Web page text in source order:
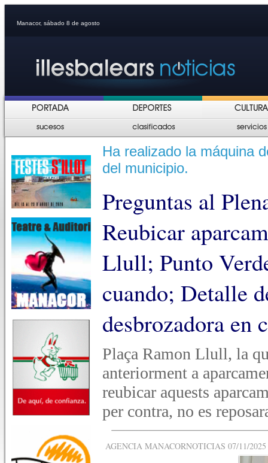
Manacor, sábado 8 de agosto
Ha realizado la máquina
del municipio.
Preguntas al
Reubicar
Llull; Punto
cuando; Detalle
desbrozadora en
Plaça Ramon Llull, la
anteriorment a
reubicar aquests
per contra, no es
AGENCIA MANACORNOTICIAS 07/11/